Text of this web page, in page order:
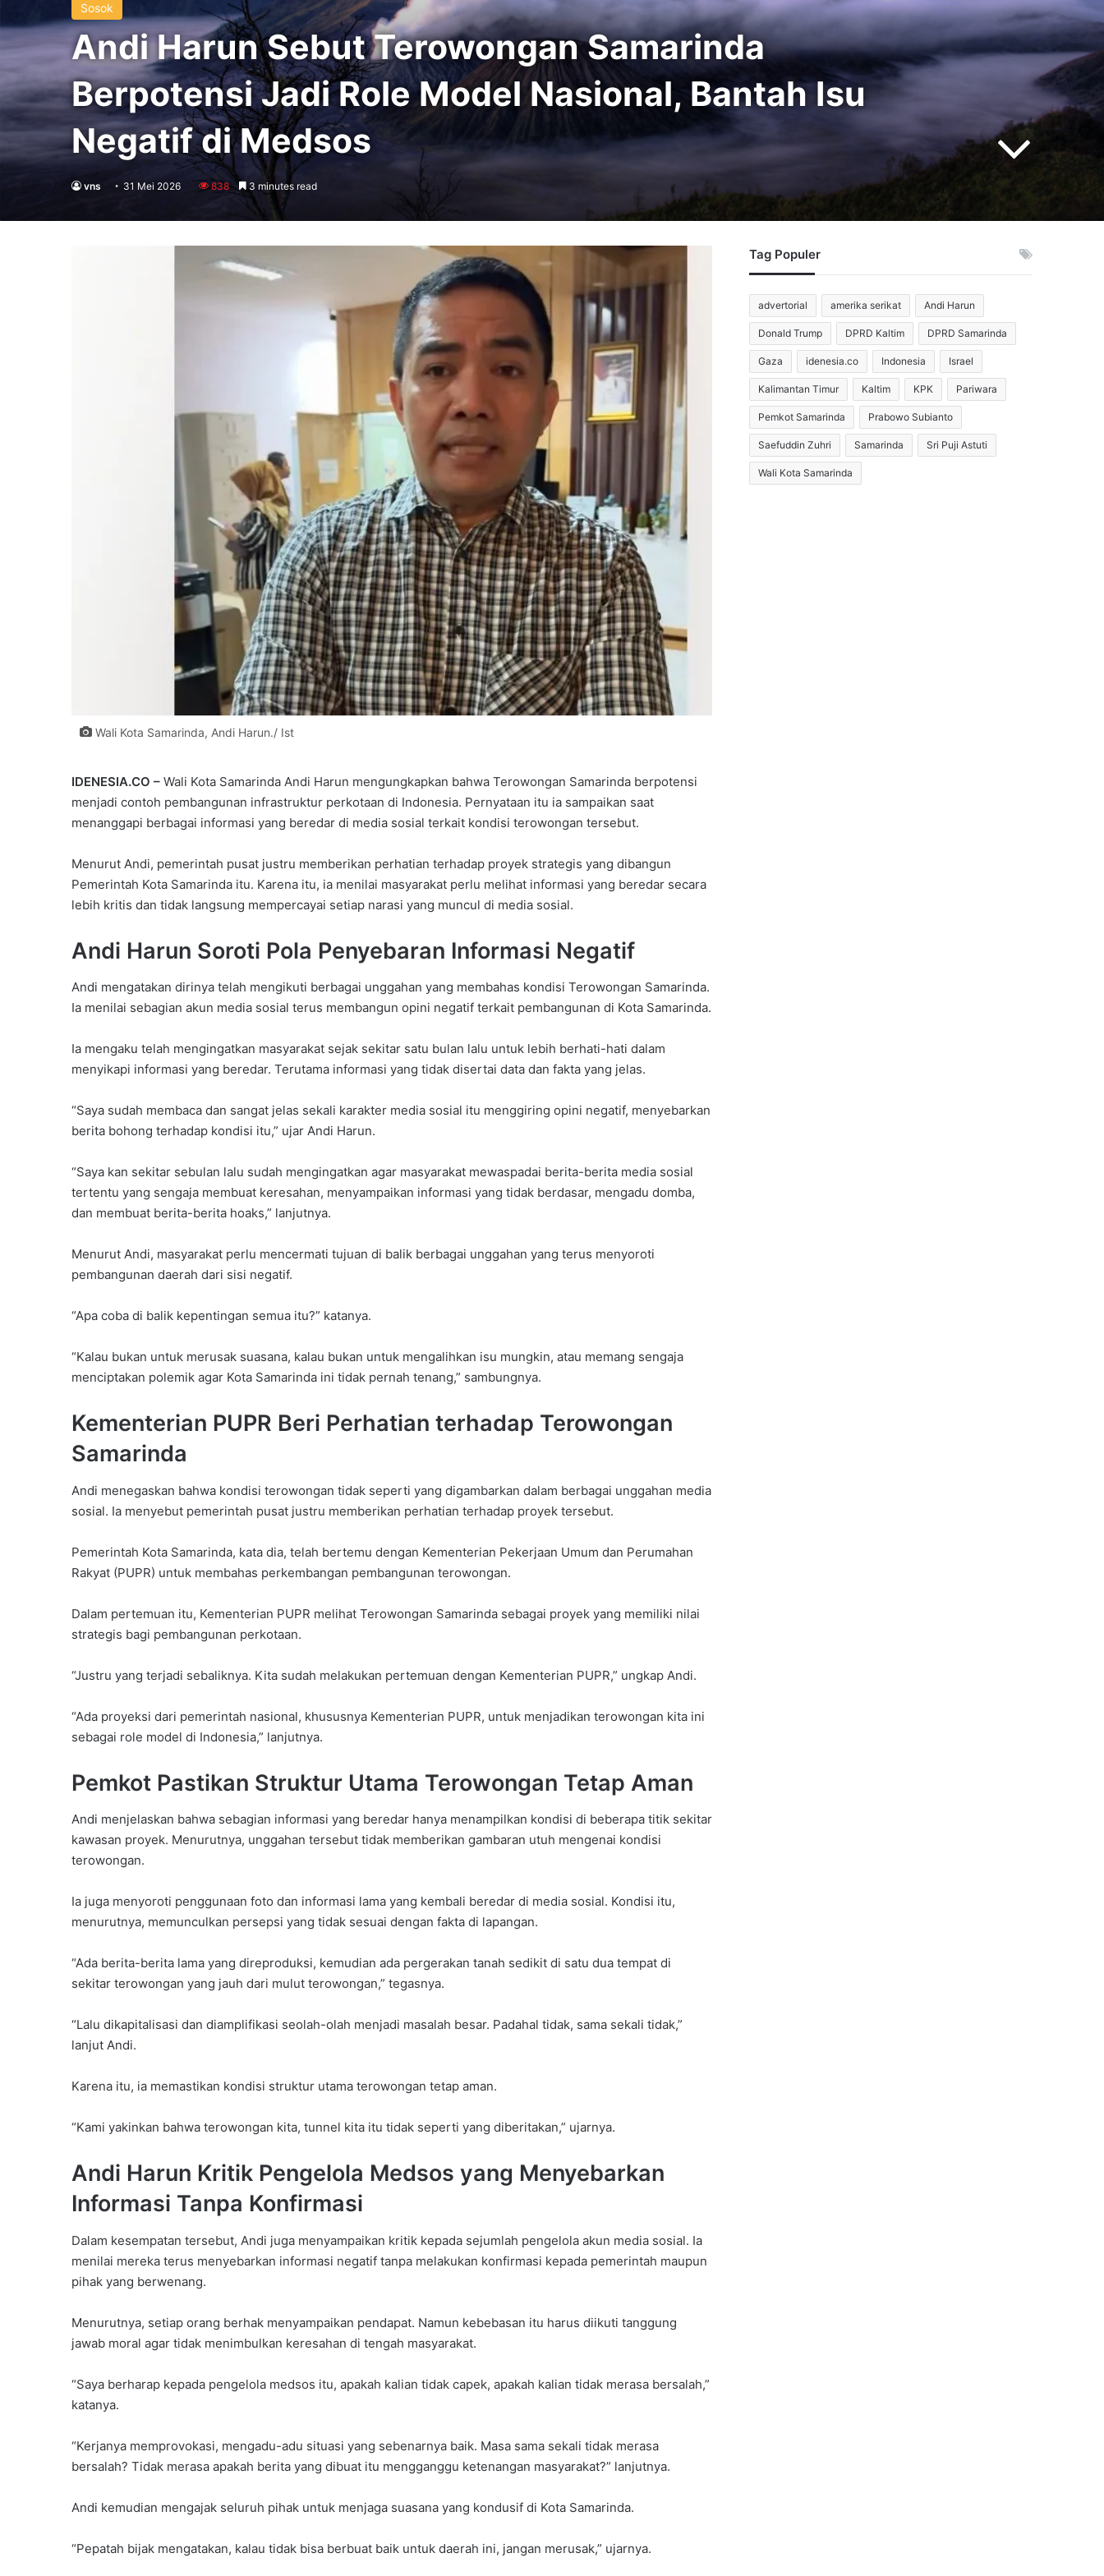
Sosok
Andi Harun Sebut Terowongan Samarinda
Berpotensi Jadi Role Model Nasional, Bantah Isu
Negatif di Medsos
vns 31 Mei 2026 838 3 minutes read
Wali Kota Samarinda, Andi Harun./ Ist
IDENESIA.CO – Wali Kota Samarinda Andi Harun mengungkapkan bahwa Terowongan Samarinda berpotensi
menjadi contoh pembangunan infrastruktur perkotaan di Indonesia. Pernyataan itu ia sampaikan saat
menanggapi berbagai informasi yang beredar di media sosial terkait kondisi terowongan tersebut.
Menurut Andi, pemerintah pusat justru memberikan perhatian terhadap proyek strategis yang dibangun
Pemerintah Kota Samarinda itu. Karena itu, ia menilai masyarakat perlu melihat informasi yang beredar secara
lebih kritis dan tidak langsung mempercayai setiap narasi yang muncul di media sosial.
Andi Harun Soroti Pola Penyebaran Informasi Negatif
Andi mengatakan dirinya telah mengikuti berbagai unggahan yang membahas kondisi Terowongan Samarinda.
Ia menilai sebagian akun media sosial terus membangun opini negatif terkait pembangunan di Kota Samarinda.
Ia mengaku telah mengingatkan masyarakat sejak sekitar satu bulan lalu untuk lebih berhati-hati dalam
menyikapi informasi yang beredar. Terutama informasi yang tidak disertai data dan fakta yang jelas.
“Saya sudah membaca dan sangat jelas sekali karakter media sosial itu menggiring opini negatif, menyebarkan
berita bohong terhadap kondisi itu,” ujar Andi Harun.
“Saya kan sekitar sebulan lalu sudah mengingatkan agar masyarakat mewaspadai berita-berita media sosial
tertentu yang sengaja membuat keresahan, menyampaikan informasi yang tidak berdasar, mengadu domba,
dan membuat berita-berita hoaks,” lanjutnya.
Menurut Andi, masyarakat perlu mencermati tujuan di balik berbagai unggahan yang terus menyoroti
pembangunan daerah dari sisi negatif.
“Apa coba di balik kepentingan semua itu?” katanya.
“Kalau bukan untuk merusak suasana, kalau bukan untuk mengalihkan isu mungkin, atau memang sengaja
menciptakan polemik agar Kota Samarinda ini tidak pernah tenang,” sambungnya.
Kementerian PUPR Beri Perhatian terhadap Terowongan
Samarinda
Andi menegaskan bahwa kondisi terowongan tidak seperti yang digambarkan dalam berbagai unggahan media
sosial. Ia menyebut pemerintah pusat justru memberikan perhatian terhadap proyek tersebut.
Pemerintah Kota Samarinda, kata dia, telah bertemu dengan Kementerian Pekerjaan Umum dan Perumahan
Rakyat (PUPR) untuk membahas perkembangan pembangunan terowongan.
Dalam pertemuan itu, Kementerian PUPR melihat Terowongan Samarinda sebagai proyek yang memiliki nilai
strategis bagi pembangunan perkotaan.
“Justru yang terjadi sebaliknya. Kita sudah melakukan pertemuan dengan Kementerian PUPR,” ungkap Andi.
“Ada proyeksi dari pemerintah nasional, khususnya Kementerian PUPR, untuk menjadikan terowongan kita ini
sebagai role model di Indonesia,” lanjutnya.
Pemkot Pastikan Struktur Utama Terowongan Tetap Aman
Andi menjelaskan bahwa sebagian informasi yang beredar hanya menampilkan kondisi di beberapa titik sekitar
kawasan proyek. Menurutnya, unggahan tersebut tidak memberikan gambaran utuh mengenai kondisi
terowongan.
Ia juga menyoroti penggunaan foto dan informasi lama yang kembali beredar di media sosial. Kondisi itu,
menurutnya, memunculkan persepsi yang tidak sesuai dengan fakta di lapangan.
“Ada berita-berita lama yang direproduksi, kemudian ada pergerakan tanah sedikit di satu dua tempat di
sekitar terowongan yang jauh dari mulut terowongan,” tegasnya.
“Lalu dikapitalisasi dan diamplifikasi seolah-olah menjadi masalah besar. Padahal tidak, sama sekali tidak,”
lanjut Andi.
Karena itu, ia memastikan kondisi struktur utama terowongan tetap aman.
“Kami yakinkan bahwa terowongan kita, tunnel kita itu tidak seperti yang diberitakan,” ujarnya.
Andi Harun Kritik Pengelola Medsos yang Menyebarkan
Informasi Tanpa Konfirmasi
Dalam kesempatan tersebut, Andi juga menyampaikan kritik kepada sejumlah pengelola akun media sosial. Ia
menilai mereka terus menyebarkan informasi negatif tanpa melakukan konfirmasi kepada pemerintah maupun
pihak yang berwenang.
Menurutnya, setiap orang berhak menyampaikan pendapat. Namun kebebasan itu harus diikuti tanggung
jawab moral agar tidak menimbulkan keresahan di tengah masyarakat.
“Saya berharap kepada pengelola medsos itu, apakah kalian tidak capek, apakah kalian tidak merasa bersalah,”
katanya.
“Kerjanya memprovokasi, mengadu-adu situasi yang sebenarnya baik. Masa sama sekali tidak merasa
bersalah? Tidak merasa apakah berita yang dibuat itu mengganggu ketenangan masyarakat?” lanjutnya.
Andi kemudian mengajak seluruh pihak untuk menjaga suasana yang kondusif di Kota Samarinda.
“Pepatah bijak mengatakan, kalau tidak bisa berbuat baik untuk daerah ini, jangan merusak,” ujarnya.
Tag Populer
advertorial amerika serikat Andi Harun
Donald Trump DPRD Kaltim DPRD Samarinda
Gaza idenesia.co Indonesia Israel
Kalimantan Timur Kaltim KPK Pariwara
Pemkot Samarinda Prabowo Subianto
Saefuddin Zuhri Samarinda Sri Puji Astuti
Wali Kota Samarinda